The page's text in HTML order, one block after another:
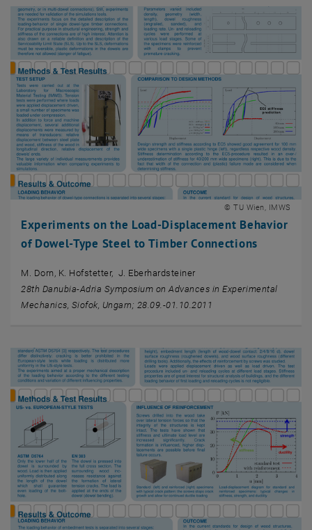
FacebookLinkedIn YouTube InstagramBluesky
Experiments on the Load-Displacement Behavior
of Dowel-Type Steel to Timber Connections
© TU Wien, IMWS
M. Dorn, K. Hofstetter, J. Eberhardsteiner
28th Danubia-Adria Symposium on Advances in Experimental
Mechanics, Siofok, Ungarn; 28.09.-01.10.2011